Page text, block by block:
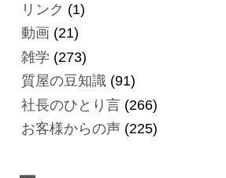
リンク (1)
動画 (21)
雑学 (273)
質屋の豆知識(91)
社長のひとり言(266)
お客様からの声(225)